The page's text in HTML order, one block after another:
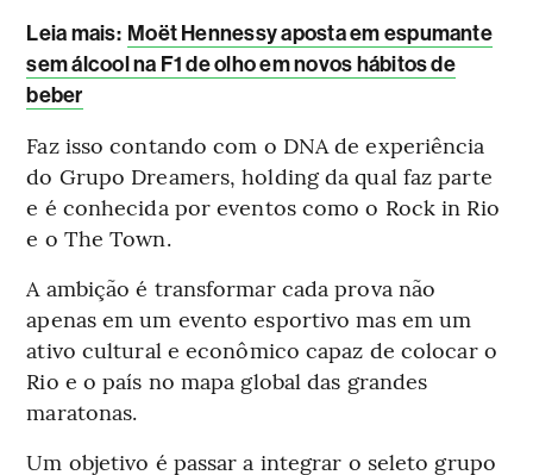
Leia mais: Moët Hennessy aposta em espumante
sem álcool na F1 de olho em novos hábitos de
beber
Faz isso contando com o DNA de experiência
do Grupo Dreamers, holding da qual faz parte
e é conhecida por eventos como o Rock in Rio
e o The Town.
A ambição é transformar cada prova não
apenas em um evento esportivo mas em um
ativo cultural e econômico capaz de colocar o
Rio e o país no mapa global das grandes
maratonas.
Um objetivo é passar a integrar o seleto grupo